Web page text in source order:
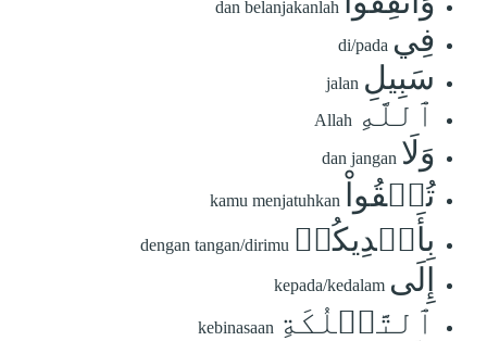
dan belanjakanlah
فِي di/pada
سَبِيلِ jalan
ٱللَّهِ Allah
وَلَا dan jangan
تُلۡقُواْ kamu menjatuhkan
بِأَيۡدِيكُمۡ dengan tangan/dirimu
إِلَى kepada/kedalam
ٱلتَّهۡلُكَةِ kebinasaan